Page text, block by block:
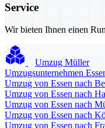
Service
Wir bieten Ihnen einen
Umzug Müller
Umzugsunternehmen
Umzug von Essen nach
Umzug von Essen nach
Umzug von Essen nach
Umzug von Essen nach
Umzug von Essen nach